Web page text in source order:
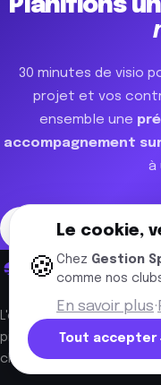
Planifions
30 minutes de visio
projet et vos
ensemble une
accompagnement
à
L'écosystème SaaS de
pickleball. Conçu par un
club.
🍪
Le cookie,
Chez Gestion
comme nos
En savoir plus·
Tout accepter